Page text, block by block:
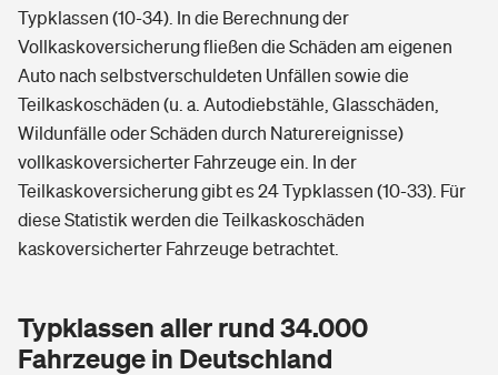
Typklassen (10-34). In die Berechnung der
Vollkaskoversicherung fließen die Schäden am eigenen
Auto nach selbstverschuldeten Unfällen sowie die
Teilkaskoschäden (u. a. Autodiebstähle, Glasschäden,
Wildunfälle oder Schäden durch Naturereignisse)
vollkaskoversicherter Fahrzeuge ein. In der
Teilkaskoversicherung gibt es 24 Typklassen (10-33). Für
diese Statistik werden die Teilkaskoschäden
kaskoversicherter Fahrzeuge betrachtet.
Typklassen aller rund 34.000
Fahrzeuge in Deutschland